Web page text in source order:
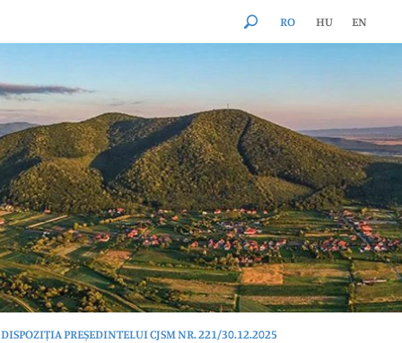
RO HU EN
DISPOZIȚIA PREȘEDINTELUI CJSM NR. 221/30.12.2025